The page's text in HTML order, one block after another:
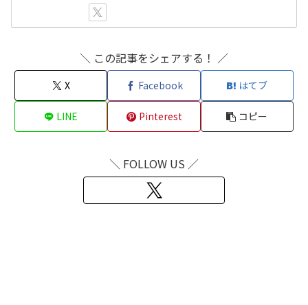
＼ この記事をシェアする！ ／
X Facebook はてブ
LINE Pinterest コピー
＼ FOLLOW US ／